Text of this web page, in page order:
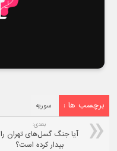
برچسب ها : سوریه
بعدی:
آیا جنگ گسل‌های تهران را
بیدار کرده است؟